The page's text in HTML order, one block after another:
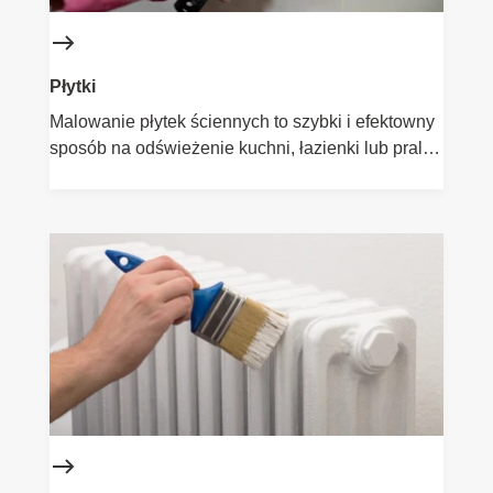
Płytki
Malowanie płytek ściennych to szybki i efektowny
sposób na odświeżenie kuchni, łazienki lub pralni
łatwe czyszczenie. Dzięki nim z łatwością
zmienisz styl wnętrza: od błyszczącego białego
total looku po modne matowe szarości. Zrób to
sam i ciesz się nowym wnętrzem w kilka dni!